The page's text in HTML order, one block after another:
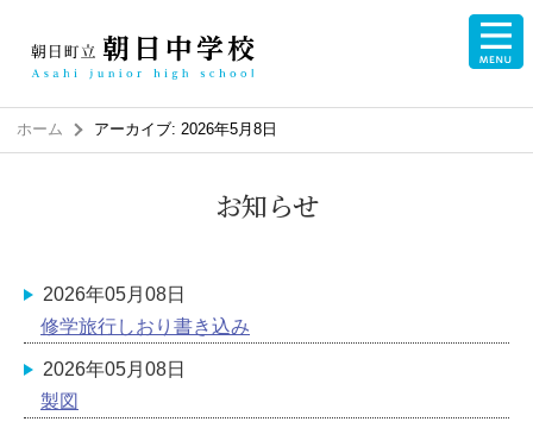
ホーム アーカイブ: 2026年5月8日
お知らせ
2026年05月08日
修学旅行しおり書き込み
2026年05月08日
製図